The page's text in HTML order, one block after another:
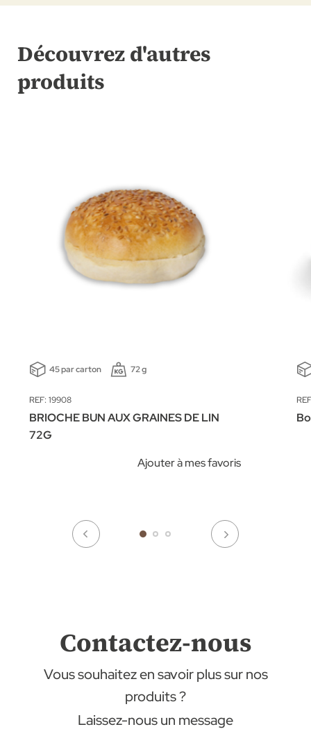
Découvrez d'autres
produits
45 par carton 72 g
REF: 19908
BRIOCHE BUN AUX GRAINES DE LIN
72G
Ajouter à mes favoris
Contactez-nous
Vous souhaitez en savoir plus sur nos
produits ?
Laissez-nous un message